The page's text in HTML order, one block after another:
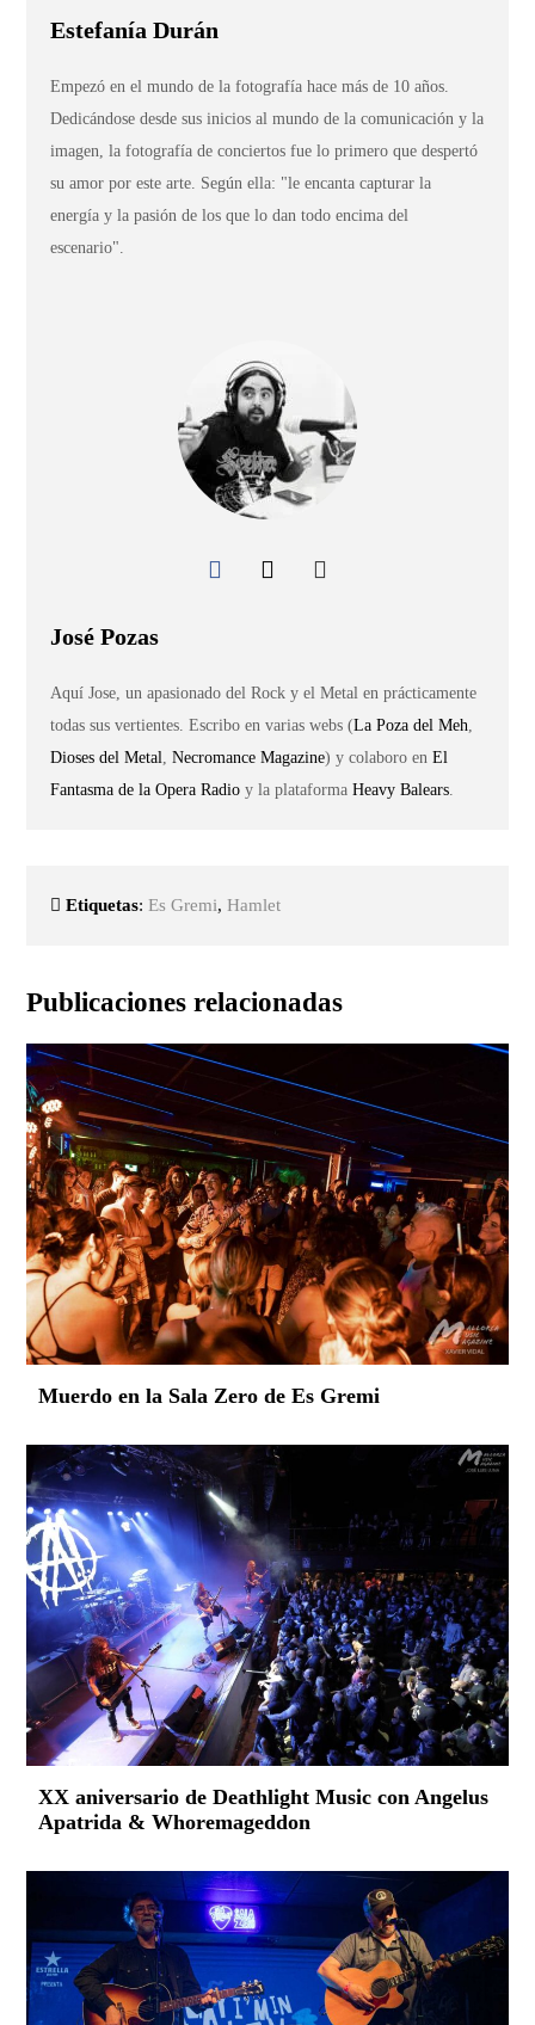
Estefanía Durán
Empezó en el mundo de la fotografía hace más de 10 años.
Dedicándose desde sus inicios al mundo de la comunicación y la
imagen, la fotografía de conciertos fue lo primero que despertó
su amor por este arte. Según ella: "le encanta capturar la
energía y la pasión de los que lo dan todo encima del
escenario".
José Pozas
Aquí Jose, un apasionado del Rock y el Metal en prácticamente
todas sus vertientes. Escribo en varias webs (La Poza del Meh,
Dioses del Metal,Necromance Magazine) y colaboro enEl
Fantasma de la Opera Radio y la plataformaHeavy Balears.
Etiquetas:Es Gremi,Hamlet
Publicaciones relacionadas
Muerdo en la Sala Zero de Es Gremi
XX aniversario de Deathlight Music con Angelus
Apatrida & Whoremageddon